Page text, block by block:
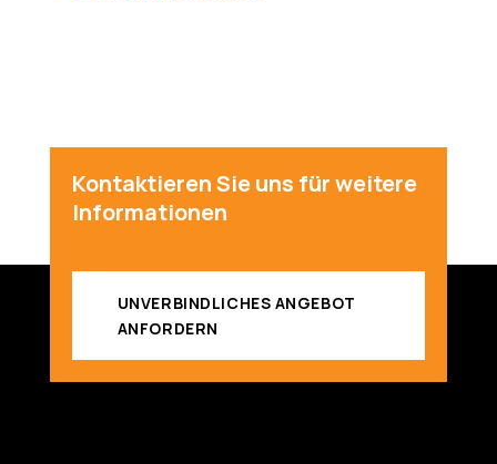
Kontaktieren Sie uns für weitere
Informationen
UNVERBINDLICHES ANGEBOT
ANFORDERN